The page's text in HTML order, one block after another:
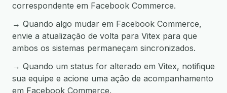
correspondente em Facebook Commerce.
→ Quando algo mudar em Facebook Commerce,
envie a atualização de volta para Vitex para que
ambos os sistemas permaneçam sincronizados.
→ Quando um status for alterado em Vitex, notifique
sua equipe e acione uma ação de acompanhamento
em Facebook Commerce.